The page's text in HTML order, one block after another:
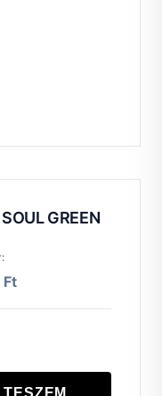
GREEN
Ft